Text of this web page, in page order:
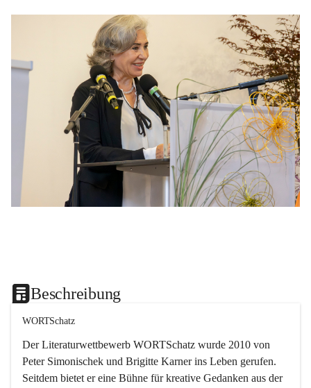
Beschreibung
WORTSchatz
Der Literaturwettbewerb WORTSchatz wurde 2010 von
Peter Simonischek und Brigitte Karner ins Leben gerufen.
Seitdem bietet er eine Bühne für kreative Gedanken aus der